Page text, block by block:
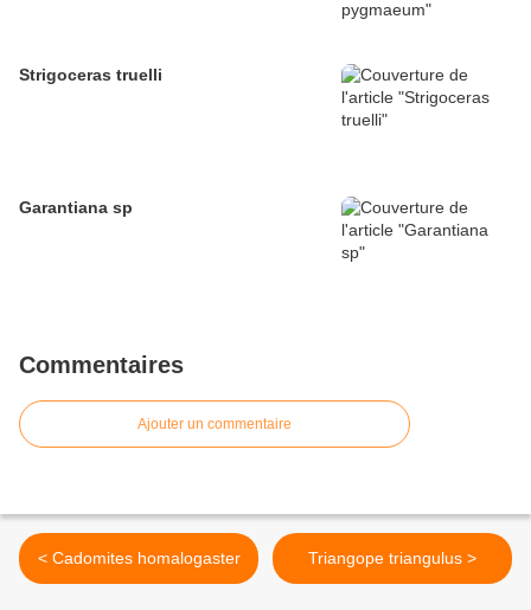
Strigoceras truelli
Garantiana sp
Commentaires
Ajouter un commentaire
< Cadomites homalogaster Triangope triangulus >